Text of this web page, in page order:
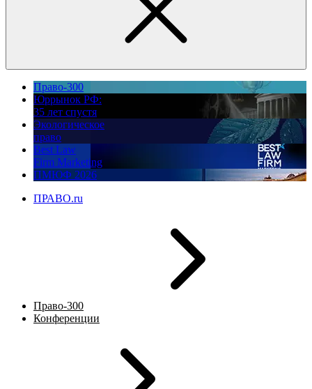
Право-300
Юррынок РФ:
35 лет спустя
Экологическое
право
Best Law
Firm Marketing
ПМЮФ 2026
ПРАВО.ru
Право-300
Конференции